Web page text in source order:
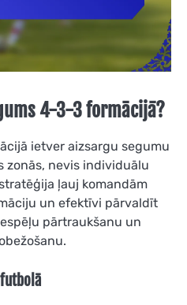
4-3-3 formācijā?
ietver aizsargu segumu
zonās, nevis individuālu
ļauj komandām
un efektīvi pārvaldīt
pārtraukšanu un